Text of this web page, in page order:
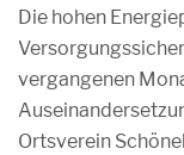
Die hohen
vergangenen
Ortsverein